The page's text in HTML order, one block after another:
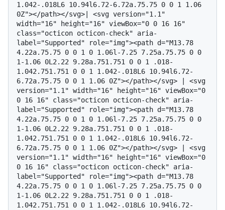
1.042-.018L6 10.94l6.72-6.72a.75.75 0 0 1 1.06
0Z"></path></svg>| <svg version="1.1"
width="16" height="16" viewBox="0 0 16 16"
class="octicon octicon-check" aria-
label="Supported" role="img"><path d="M13.78
4.22a.75.75 0 0 1 0 1.06l-7.25 7.25a.75.75 0 0
1-1.06 0L2.22 9.28a.751.751 0 0 1 .018-
1.042.751.751 0 0 1 1.042-.018L6 10.94l6.72-
6.72a.75.75 0 0 1 1.06 0Z"></path></svg> | <svg
version="1.1" width="16" height="16" viewBox="0
0 16 16" class="octicon octicon-check" aria-
label="Supported" role="img"><path d="M13.78
4.22a.75.75 0 0 1 0 1.06l-7.25 7.25a.75.75 0 0
1-1.06 0L2.22 9.28a.751.751 0 0 1 .018-
1.042.751.751 0 0 1 1.042-.018L6 10.94l6.72-
6.72a.75.75 0 0 1 1.06 0Z"></path></svg> | <svg
version="1.1" width="16" height="16" viewBox="0
0 16 16" class="octicon octicon-check" aria-
label="Supported" role="img"><path d="M13.78
4.22a.75.75 0 0 1 0 1.06l-7.25 7.25a.75.75 0 0
1-1.06 0L2.22 9.28a.751.751 0 0 1 .018-
1.042.751.751 0 0 1 1.042-.018L6 10.94l6.72-